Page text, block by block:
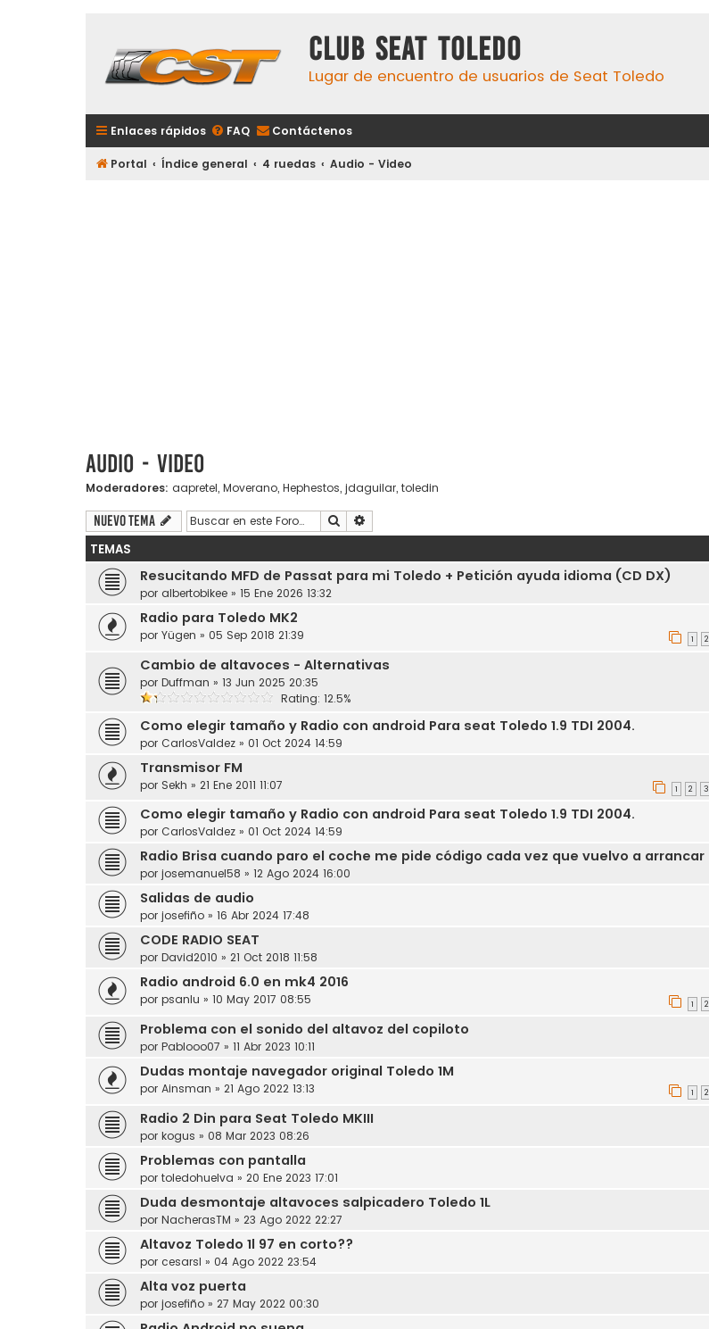
Club Seat Toledo
Lugar de encuentro de usuarios de Seat Toledo
Enlaces rápidos FAQ Contáctenos
Portal Índice general 4 ruedas Audio - Video
Audio - Video
Moderadores: aapretel, Moverano, Hephestos, jdaguilar, toledin
Nuevo Tema Buscar
TEMAS
Resucitando MFD de Passat para mi Toledo + Petición ayuda idioma (CD DX)
por albertobikee » 15 Ene 2026 13:32
Radio para Toledo MK2
por Yügen » 05 Sep 2018 21:39 1 2
Cambio de altavoces - Alternativas
por Duffman » 13 Jun 2025 20:35
Rating: 12.5%
Como elegir tamaño y Radio con android Para seat Toledo 1.9 TDI 2004.
por CarlosValdez » 01 Oct 2024 14:59
Transmisor FM
por Sekh » 21 Ene 2011 11:07 1 2 3
Como elegir tamaño y Radio con android Para seat Toledo 1.9 TDI 2004.
por CarlosValdez » 01 Oct 2024 14:59
Radio Brisa cuando paro el coche me pide código cada vez que vuelvo a arrancar
por josemanuel58 » 12 Ago 2024 16:00
Salidas de audio
por josefiño » 16 Abr 2024 17:48
CODE RADIO SEAT
por David2010 » 21 Oct 2018 11:58
Radio android 6.0 en mk4 2016
por psanlu » 10 May 2017 08:55 1 2
Problema con el sonido del altavoz del copiloto
por Pablooo07 » 11 Abr 2023 10:11
Dudas montaje navegador original Toledo 1M
por Ainsman » 21 Ago 2022 13:13 1 2
Radio 2 Din para Seat Toledo MKIII
por kogus » 08 Mar 2023 08:26
Problemas con pantalla
por toledohuelva » 20 Ene 2023 17:01
Duda desmontaje altavoces salpicadero Toledo 1L
por NacherasTM » 23 Ago 2022 22:27
Altavoz Toledo 1l 97 en corto??
por cesarsl » 04 Ago 2022 23:54
Alta voz puerta
por josefiño » 27 May 2022 00:30